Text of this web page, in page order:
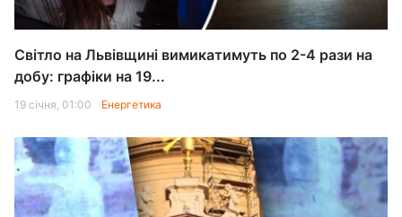
Світло на Львівщині вимикатимуть по 2-4 рази на
добу: графіки на 19...
19 січня, 01:00 Енергетика